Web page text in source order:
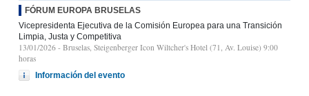
FÓRUM EUROPA BRUSELAS
Vicepresidenta Ejecutiva de la Comisión Europea para una Transición
Limpia, Justa y Competitiva
13/01/2026 - Bruselas, Steigenberger Icon Wiltcher's Hotel (71, Av. Louise) 9:00
horas
Información del evento